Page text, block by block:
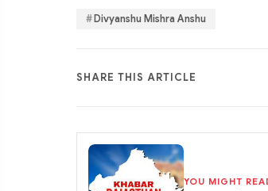
Divyanshu Mishra Anshu
SHARE THIS ARTICLE
YOU MIGHT